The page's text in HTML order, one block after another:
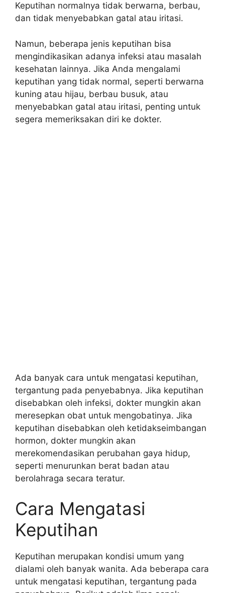
Keputihan normalnya tidak berwarna, berbau,
dan tidak menyebabkan gatal atau iritasi.
Namun, beberapa jenis keputihan bisa
mengindikasikan adanya infeksi atau masalah
kesehatan lainnya. Jika Anda mengalami
keputihan yang tidak normal, seperti berwarna
kuning atau hijau, berbau busuk, atau
menyebabkan gatal atau iritasi, penting untuk
segera memeriksakan diri ke dokter.
Ada banyak cara untuk mengatasi keputihan,
tergantung pada penyebabnya. Jika keputihan
disebabkan oleh infeksi, dokter mungkin akan
meresepkan obat untuk mengobatinya. Jika
keputihan disebabkan oleh ketidakseimbangan
hormon, dokter mungkin akan
merekomendasikan perubahan gaya hidup,
seperti menurunkan berat badan atau
berolahraga secara teratur.
Cara Mengatasi
Keputihan
Keputihan merupakan kondisi umum yang
dialami oleh banyak wanita. Ada beberapa cara
untuk mengatasi keputihan, tergantung pada